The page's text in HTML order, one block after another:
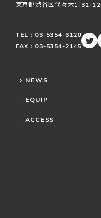
東京都渋谷区代々木1-31-12
TEL : 03-5354-3120
FAX : 03-5354-2145
NEWS
EQUIP
ACCESS